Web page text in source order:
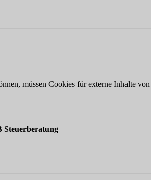
müssen Cookies für externe Inhalte